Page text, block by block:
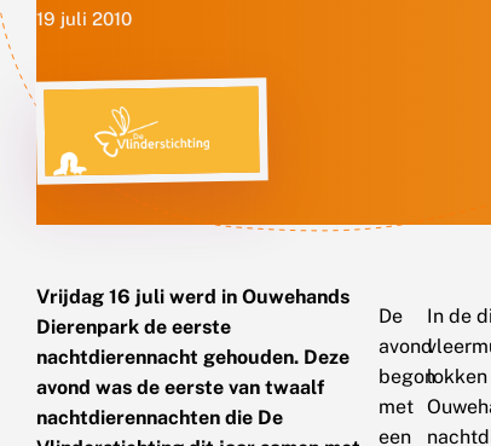
19 juli 2010
Vrijdag 16 juli werd in Ouwehands
Dierenpark de eerste
nachtdierennacht gehouden. Deze
avond was de eerste van twaalf
nachtdierennachten die De
De
avond
begon
met
een
In de
lokken